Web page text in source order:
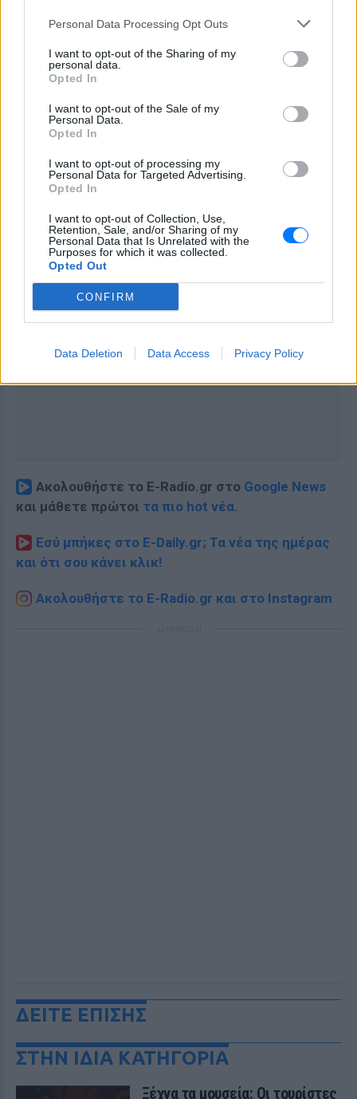
Personal Data Processing Opt Outs
I want to opt-out of the Sharing of my
personal data.
Opted In
I want to opt-out of the Sale of my
Personal Data.
Opted In
I want to opt-out of processing my
Personal Data for Targeted Advertising.
Opted In
I want to opt-out of Collection, Use,
Retention, Sale, and/or Sharing of my
Personal Data that Is Unrelated with the
Purposes for which it was collected.
Opted Out
CONFIRM
Data Deletion Data Access Privacy Policy
Ακολουθήστε το E-Radio.gr στο Google News
και μάθετε πρώτοι τα πιο hot νέα.
Εσύ μπήκες στο E-Daily.gr; Τα νέα της ημέρας
και ότι σου κάνει κλικ!
Ακολουθήστε το E-Radio.gr και στο Instagram
ΔΕΙΤΕ ΕΠΙΣΗΣ
ΣΤΗΝ ΙΔΙΑ ΚΑΤΗΓΟΡΙΑ
Ξέχνα τα μουσεία: Οι τουρίστες